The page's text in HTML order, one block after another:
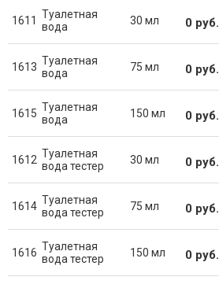
1611 Туалетная
вода
30 мл 0 руб.
1613 Туалетная
вода
75 мл 0 руб.
1615 Туалетная
вода
150 мл 0 руб.
1612 Туалетная
вода тестер
30 мл 0 руб.
1614 Туалетная
вода тестер
75 мл 0 руб.
1616 Туалетная
вода тестер
150 мл 0 руб.